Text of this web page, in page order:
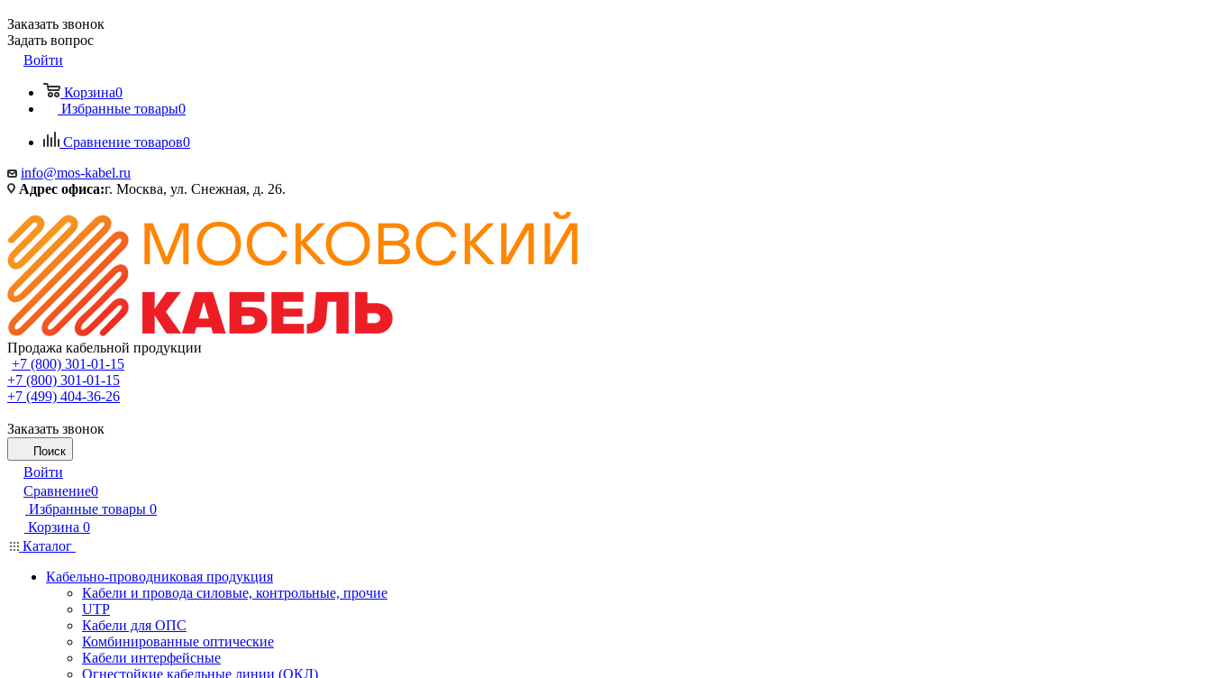
Заказать звонок
Задать вопрос
Войти
Корзина0
Избранные товары0
Сравнение товаров0
info@mos-kabel.ru
Адрес офиса:г. Москва, ул. Снежная, д. 26.
Продажа кабельной продукции
+7 (800) 301-01-15
+7 (800) 301-01-15
+7 (499) 404-36-26
Заказать звонок
Поиск
Войти
Сравнение0
Избранные товары 0
Корзина 0
Каталог
Кабельно-проводниковая продукция
Кабели и провода силовые, контрольные, прочие
UTP
Кабели для ОПС
Комбинированные оптические
Кабели интерфейсные
Огнестойкие кабельные линии (ОКЛ)